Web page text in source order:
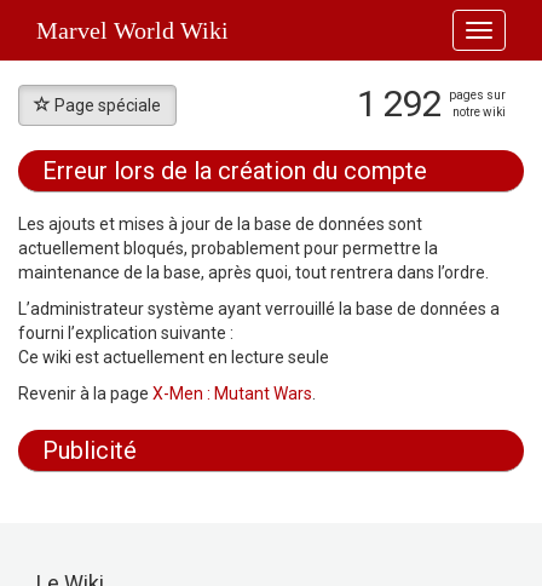
Toggle
Marvel World Wiki
Page spéciale 1 292
pages sur
notre wiki
Erreur lors de la création du compte
Les ajouts et mises à jour de la base de données sont
actuellement bloqués, probablement pour permettre la
maintenance de la base, après quoi, tout rentrera dans l’ordre.
L’administrateur système ayant verrouillé la base de données a
fourni l’explication suivante :
Ce wiki est actuellement en lecture seule
Revenir à la page X-Men : Mutant Wars.
Publicité